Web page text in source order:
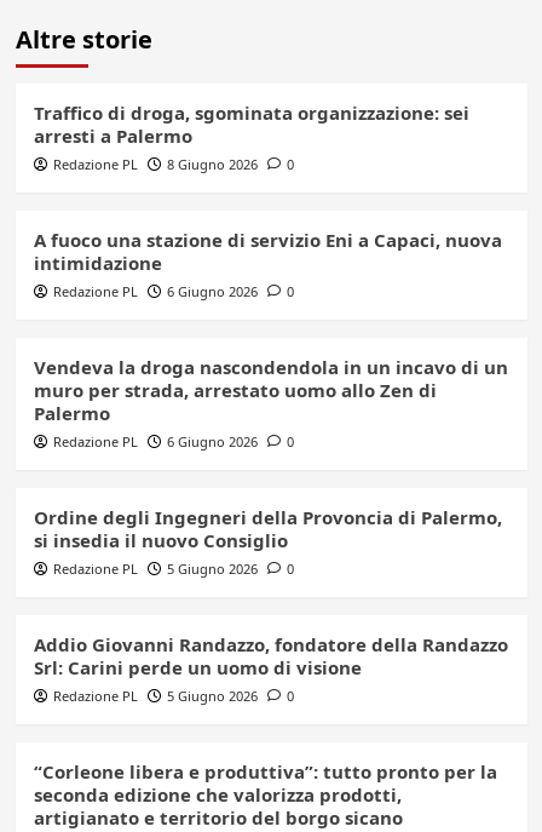
Altre storie
Traffico di droga, sgominata organizzazione: sei
arresti a Palermo
Redazione PL 8 Giugno 2026 0
A fuoco una stazione di servizio Eni a Capaci, nuova
intimidazione
Redazione PL 6 Giugno 2026 0
Vendeva la droga nascondendola in un incavo di un
muro per strada, arrestato uomo allo Zen di
Palermo
Redazione PL 6 Giugno 2026 0
Ordine degli Ingegneri della Provoncia di Palermo,
si insedia il nuovo Consiglio
Redazione PL 5 Giugno 2026 0
Addio Giovanni Randazzo, fondatore della Randazzo
Srl: Carini perde un uomo di visione
Redazione PL 5 Giugno 2026 0
“Corleone libera e produttiva”: tutto pronto per la
seconda edizione che valorizza prodotti,
artigianato e territorio del borgo sicano